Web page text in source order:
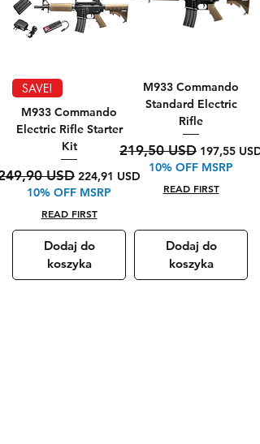
SAVE!
M933 Commando
Electric Rifle Starter
Kit
cena
USD Cena rabatowa
224,91 USD
10% OFF MSRP
READ FIRST
Dodaj do
koszyka
M933 Commando
Standard Electric
Rifle
Regularna cena
219,50 USD Cena
197,55 USD
10% OFF MSRP
READ FIRST
Dodaj do
koszyka